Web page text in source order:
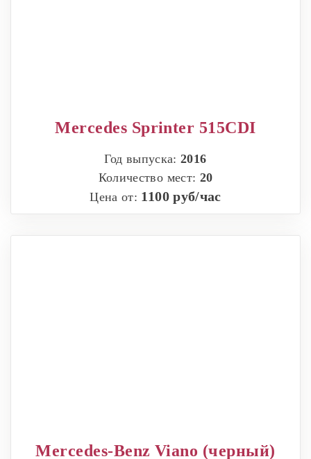
Mercedes Sprinter 515CDI
Год выпуска:2016
Количество мест: 20
Цена от: 1100 руб/час
Mercedes-Benz Viano (черный)